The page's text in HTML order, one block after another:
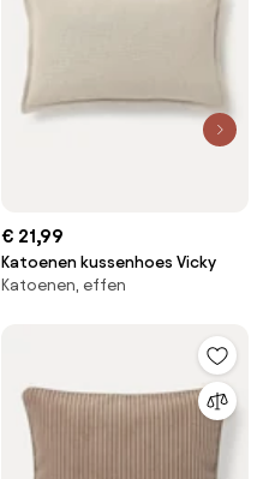
€ 21,99
Katoenen kussenhoes Vicky
Katoenen, effen